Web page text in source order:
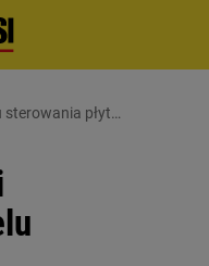
sterowania płyt